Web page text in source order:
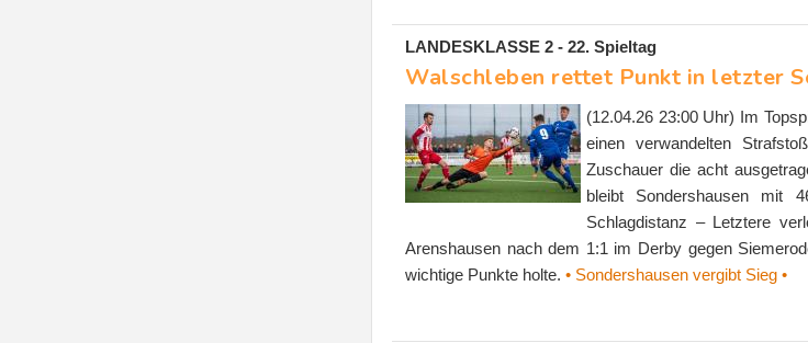
LANDESKLASSE 2 - 22. Spieltag
Walschleben rettet Punkt in letzter
(12.04.26 23:00 Uhr) Im
einen verwandelten
Zuschauer die acht
bleibt Sondershausen mit
Schlagdistanz – Letztere
Arenshausen nach dem 1:1 im Derby gegen
wichtige Punkte holte. • Sondershausen vergibt Sieg •